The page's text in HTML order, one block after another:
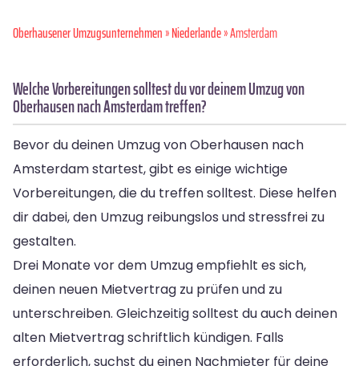
Oberhausener Umzugsunternehmen»Niederlande» Amsterdam
Welche Vorbereitungen solltest du vor deinem Umzug von
Oberhausen nach Amsterdam treffen?
Bevor du deinen Umzug von Oberhausen nach
Amsterdam startest, gibt es einige wichtige
Vorbereitungen, die du treffen solltest. Diese helfen
dir dabei, den Umzug reibungslos und stressfrei zu
gestalten.
Drei Monate vor dem Umzug empfiehlt es sich,
deinen neuen Mietvertrag zu prüfen und zu
unterschreiben. Gleichzeitig solltest du auch deinen
alten Mietvertrag schriftlich kündigen. Falls
erforderlich, suchst du einen Nachmieter für deine